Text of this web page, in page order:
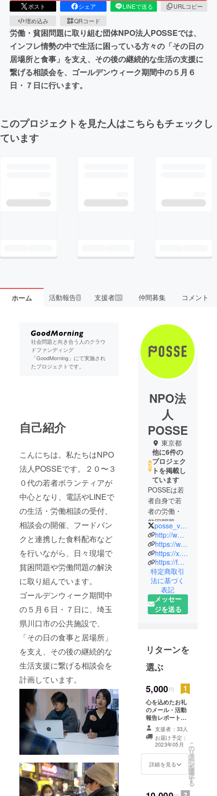
ポスト シェア LINEで送る
URLコピー
埋め込み
QRコード
労働・貧困問題に取り組む団体NPO法人POSSEでは、
インフレ情勢の中で生活に困っている方々の「その日の
居場所と食事」を支え、その後の継続的な生活の支援に
繋げる相談会を、ゴールデンウィーク期間中の５月６
日・７日に行います。
このプロジェクトを見た人はこちらもチェックし
ています
ホーム 活動報告3 支援者67 仲間募集 コメント
社会問題と向き合う人のクラウ
ドファンディング
「GoodMorning」にて実施され
たプロジェクトです。
自己紹介
こんにちは。私たちはNPO
法人POSSEです。２０〜３
０代の若者ボランティアが
中心となり、電話やLINEで
の生活・労働相談の受付、
相談会の開催、フードバン
クと連携した食料配布など
を行いながら、日々現場で
貧困問題や労働問題の解決
に取り組んでいます。
ゴールデンウィーク期間中
の５月６日・７日に、埼玉
県川口市の公共施設で、
「その日の食事と居場所」
を支え、その後の継続的な
生活支援に繋げる相談会を
計画しています。
NPO法
人
POSSE
東京都
他に6件の
プロジェク
トを掲載し
ています
POSSEは若
者自身で若
者の労働・
貧困問題に
取り組むこ
とをコンセ
プトに、東
京と仙台を
中心に活動
していま
す。最近で
はブラック
らの相談が
多く、年間
約3000件の
無料労働相
談に対応し
ながら、働
きやすい労
働環境を築
くために取
り組んでい
ます。
posse_volunteer
http://www.npoposse.jp/
https://www.instagram.com/npo_posse/
https://x.com/POSSE_mag
https://foreignworkersupport.wixsite.com/mysite
特定商取引
法に基づく
表記
メッセー
ジを送る
リターンを
選ぶ
5,000円
心を込めたお礼
のメール・活動
報告レポートを
送らせていただ
きます。
支援者：33人
お届け予定：
2023年05月
詳細を見る
こ
の
リ
タ
ー
ン
を
選
択
す
る